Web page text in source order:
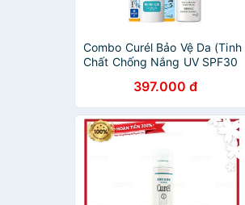
Combo Curél Bảo Vệ Da (Tinh
Chất Chống Nắng UV SPF30
Da Cấp Ẩm 60g)
397.000 đ